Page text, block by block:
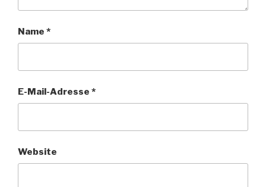
Name *
E-Mail-Adresse *
Website